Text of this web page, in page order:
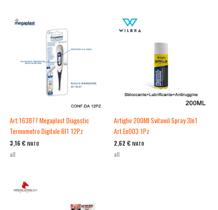
Art.163877 Megaplast Diagostic
Termometro Digitale Bl1 12Pz
3,16 € IVATO
all
Artiglio 200Ml Svitawil Spray 3In1
Art.En003 1Pz
2,62 € IVATO
all